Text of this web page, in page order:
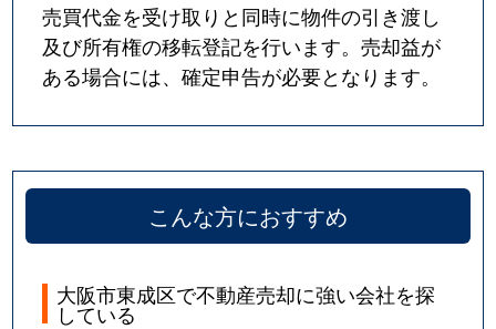
売買代金を受け取りと同時に物件の引き渡し
及び所有権の移転登記を行います。売却益が
ある場合には、確定申告が必要となります。
こんな方におすすめ
大阪市東成区で不動産売却に強い会社を探
している